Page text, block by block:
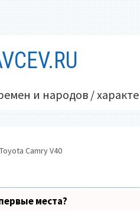
и народов /
Camry V40
места?